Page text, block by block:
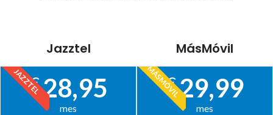
Jazztel
JAZZTEL
€28,95
mes
MásMóvil
MÁSMÓVIL
€29,99
mes